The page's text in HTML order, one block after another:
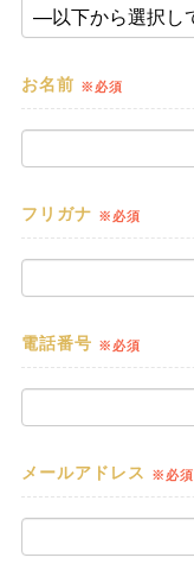
お名前 ※必須
フリガナ ※必須
電話番号 ※必須
メールアドレス ※必須